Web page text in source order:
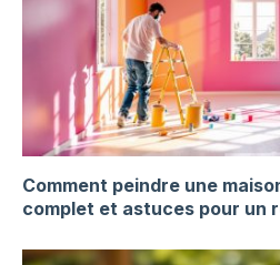
Comment peindre une
complet et astuces pour un